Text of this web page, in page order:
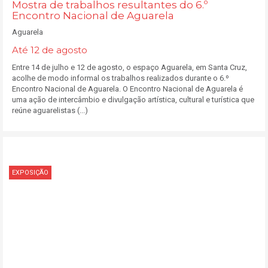
Mostra de trabalhos resultantes do 6.º
Encontro Nacional de Aguarela
Aguarela
Até 12 de agosto
Entre 14 de julho e 12 de agosto, o espaço Aguarela, em Santa Cruz,
acolhe de modo informal os trabalhos realizados durante o 6.º
Encontro Nacional de Aguarela. O Encontro Nacional de Aguarela é
uma ação de intercâmbio e divulgação artística, cultural e turística que
reúne aguarelistas (...)
EXPOSIÇÃO